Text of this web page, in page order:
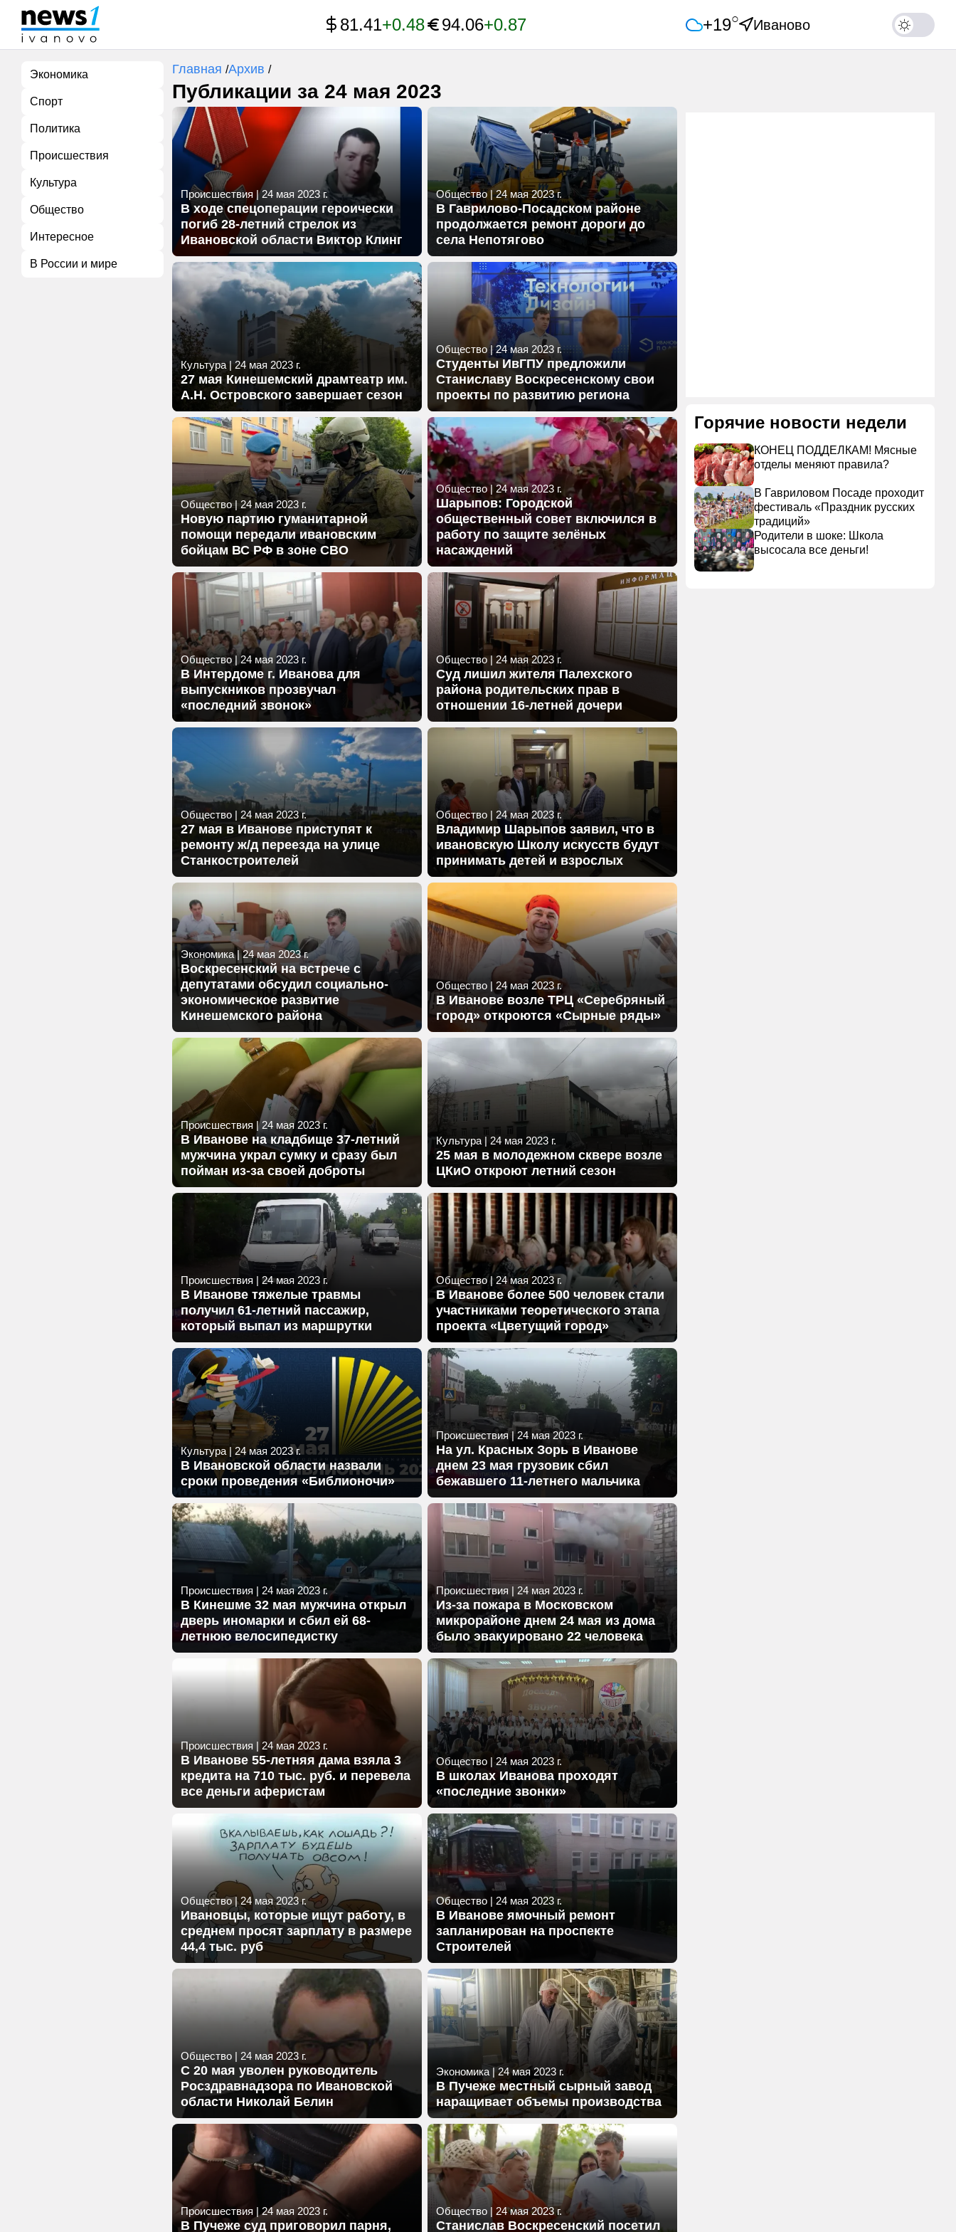
81.41+0.48 94.06+0.87 +19○ Иваново
Экономика
Спорт
Политика
Происшествия
Культура
Общество
Интересное
В России и мире
Главная /Архив /
Публикации за 24 мая 2023
Происшествия |24 мая 2023 г.
В ходе спецоперации героически
погиб 28-летний стрелок из
Ивановской области Виктор Клинг
Общество|24 мая 2023 г.
В Гаврилово-Посадском районе
продолжается ремонт дороги до
села Непотягово
Культура|24 мая 2023 г.
27 мая Кинешемский драмтеатр им.
А.Н. Островского завершает сезон
Общество|24 мая 2023 г.
Студенты ИвГПУ предложили
Станиславу Воскресенскому свои
проекты по развитию региона
Общество|24 мая 2023 г.
Новую партию гуманитарной
помощи передали ивановским
бойцам ВС РФ в зоне СВО
Общество|24 мая 2023 г.
Шарыпов: Городской
общественный совет включился в
работу по защите зелёных
насаждений
Общество | 24 мая 2023 г.
В Интердоме г. Иванова для
выпускников прозвучал
«последний звонок»
Общество | 24 мая 2023 г.
Суд лишил жителя Палехского
района родительских прав в
отношении 16-летней дочери
Общество | 24 мая 2023 г.
27 мая в Иванове приступят к
ремонту ж/д переезда на улице
Станкостроителей
Общество | 24 мая 2023 г.
Владимир Шарыпов заявил, что в
ивановскую Школу искусств будут
принимать детей и взрослых
Экономика|24 мая 2023 г.
Воскресенский на встрече с
депутатами обсудил социально-
экономическое развитие
Кинешемского района
Общество | 24 мая 2023 г.
В Иванове возле ТРЦ «Серебряный
город» откроются «Сырные ряды»
Происшествия | 24 мая 2023 г.
В Иванове на кладбище 37-летний
мужчина украл сумку и сразу был
пойман из-за своей доброты
Культура | 24 мая 2023 г.
25 мая в молодежном сквере возле
ЦКиО откроют летний сезон
Происшествия | 24 мая 2023 г.
В Иванове тяжелые травмы
получил 61-летний пассажир,
который выпал из маршрутки
Общество| 24 мая 2023 г.
В Иванове более 500 человек стали
участниками теоретического этапа
проекта «Цветущий город»
Культура | 24 мая 2023 г.
В Ивановской области назвали
сроки проведения «Библионочи»
Происшествия|24 мая 2023 г.
На ул. Красных Зорь в Иванове
днем 23 мая грузовик сбил
бежавшего 11-летнего мальчика
Происшествия | 24 мая 2023 г.
В Кинешме 32 мая мужчина открыл
дверь иномарки и сбил ей 68-
летнюю велосипедистку
Происшествия | 24 мая 2023 г.
Из-за пожара в Московском
микрорайоне днем 24 мая из дома
было эвакуировано 22 человека
Происшествия | 24 мая 2023 г.
В Иванове 55-летняя дама взяла 3
кредита на 710 тыс. руб. и перевела
все деньги аферистам
Общество | 24 мая 2023 г.
В школах Иванова проходят
«последние звонки»
Общество|24 мая 2023 г.
Ивановцы, которые ищут работу, в
среднем просят зарплату в размере
44,4 тыс. руб
Общество | 24 мая 2023 г.
В Иванове ямочный ремонт
запланирован на проспекте
Строителей
Общество | 24 мая 2023 г.
С 20 мая уволен руководитель
Росздравнадзора по Ивановской
области Николай Белин
Экономика |24 мая 2023 г.
В Пучеже местный сырный завод
наращивает объемы производства
Происшествия |24 мая 2023 г.
В Пучеже суд приговорил парня,
Общество | 24 мая 2023 г.
Станислав Воскресенский посетил
Горячие новости недели
КОНЕЦ ПОДДЕЛКАМ! Мясные
отделы меняют правила?
В Гавриловом Посаде проходит
фестиваль «Праздник русских
традиций»
Родители в шоке: Школа
высосала все деньги!